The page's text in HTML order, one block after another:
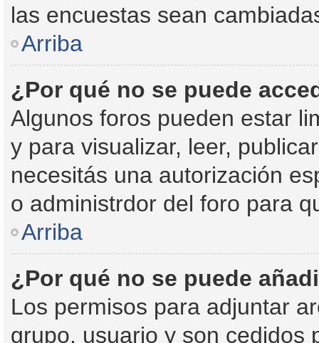
las encuestas sean
Arriba
¿Por qué no se puede
Algunos foros pueden estar
y para visualizar, leer,
necesitás una autorización
o administrdor del foro para
Arriba
¿Por qué no se puede
Los permisos para adjuntar
grupo, usuario y son cedidos